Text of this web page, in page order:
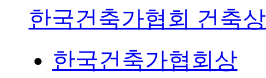
한국건축가협회 건축상
한국건축가협회상